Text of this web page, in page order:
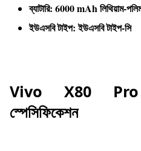
ব্যাটারি: 6000 mAh লিথিয়াম-
ইউএসবি টাইপ: ইউএসবি টাইপ-সি
Vivo X80 Pro
স্পেসিফিকেশন